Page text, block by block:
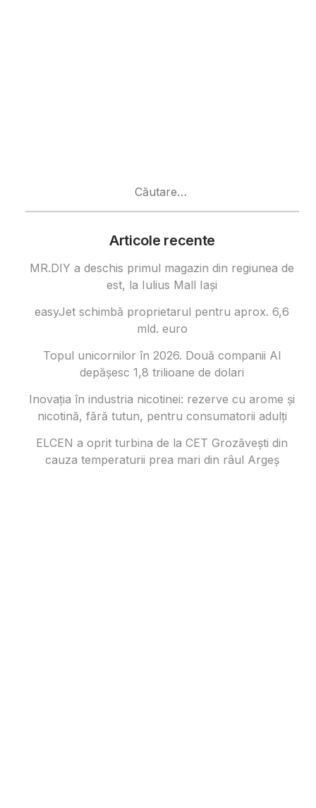
Articole recente
MR.DIY a deschis primul magazin din regiunea de
est, la Iulius Mall Iași
easyJet schimbă proprietarul pentru aprox. 6,6
mld. euro
Topul unicornilor în 2026. Două companii AI
depășesc 1,8 trilioane de dolari
Inovația în industria nicotinei: rezerve cu arome și
nicotină, fără tutun, pentru consumatorii adulți
ELCEN a oprit turbina de la CET Grozăvești din
cauza temperaturii prea mari din râul Argeș